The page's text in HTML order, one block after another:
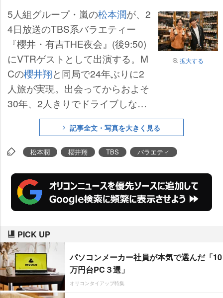
拡大する
5人組グループ・嵐の松本潤が、2
4日放送のTBS系バラエティー
『櫻井・有吉THE夜会』(後9:50)
にVTRゲストとして出演する。M
Cの櫻井翔と同局で24年ぶりに2
人旅が実現。出会ってからおよそ
30年、2人きりでドライブしなが
ら「あの頃の記憶を辿(たど)る青
春旅!」へ出かける。記事全文・写真を大きく見る
松本潤 櫻井翔 TBS バラエティ
PICK UP
パソコンメーカー社員が本気で選んだ「10
万円台PC３選」
オリコンタイアップ特集